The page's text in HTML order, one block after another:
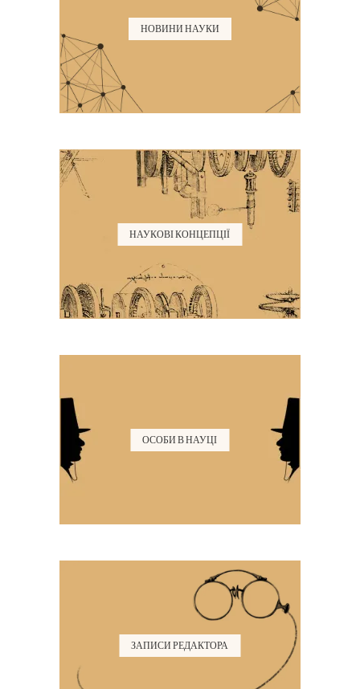
НОВИНИ НАУКИ
НАУКОВІ КОНЦЕПЦІЇ
ОСОБИ В НАУЦІ
ЗАПИСИ РЕДАКТОРА